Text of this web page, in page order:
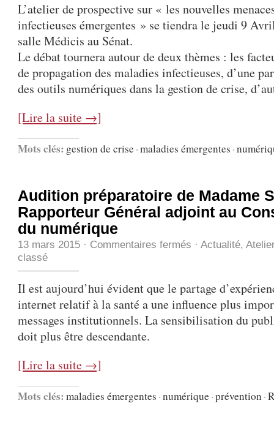
L’atelier de prospective sur « les nouvelles
infectieuses émergentes » se tiendra le jeudi 9
salle Médicis au Sénat.
Le débat tournera autour de deux thèmes : les
de propagation des maladies infectieuses, d’une
des outils numériques dans la gestion de crise,
[Lire la suite →]
Mots clés: gestion de crise ·maladies émergentes ·
Audition préparatoire de Madame
Rapporteur Général adjoint au
du numérique
13 mars 2015 · Commentaires fermés ·Actualité,
classé
Il est aujourd’hui évident que le partage
internet relatif à la santé a une influence plus
messages institutionnels. La sensibilisation du
doit plus être descendante.
[Lire la suite →]
Mots clés:maladies émergentes ·numérique ·prévention ·